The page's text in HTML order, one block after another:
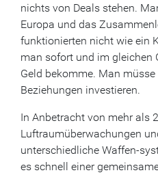
nichts von Deals stehen.
Europa und das
funktionierten nicht wie ein
man sofort und im gleichen
Geld bekomme. Man
Beziehungen investieren.
In Anbetracht von mehr als
Luftraumüberwachungen
unterschiedliche Waffen-
es schnell einer